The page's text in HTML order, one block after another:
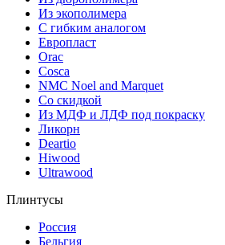
Из экополимера
С гибким аналогом
Европласт
Orac
Cosca
NMC Noel and Marquet
Со скидкой
Из МДФ и ЛДФ под покраску
Ликорн
Deartio
Hiwood
Ultrawood
Плинтусы
Россия
Бельгия